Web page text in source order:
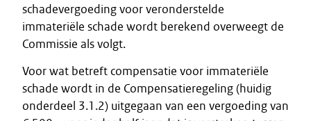
schadevergoeding voor veronderstelde
immateriële schade wordt berekend overweegt de
Commissie als volgt.
Voor wat betreft compensatie voor immateriële
schade wordt in de Compensatieregeling (huidig
onderdeel 3.1.2) uitgegaan van een vergoeding van